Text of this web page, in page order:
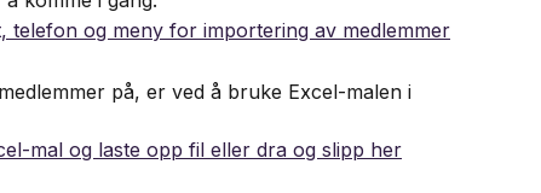
på, er ved å bruke Excel-malen i